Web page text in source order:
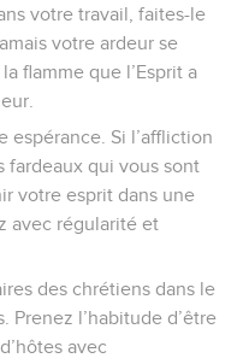
votre travail, faites-le
votre ardeur se
flamme que l’Esprit a
espérance. Si l’affliction
fardeaux qui vous sont
votre esprit dans une
avec régularité et
des chrétiens dans le
Prenez l’habitude d’être
avec